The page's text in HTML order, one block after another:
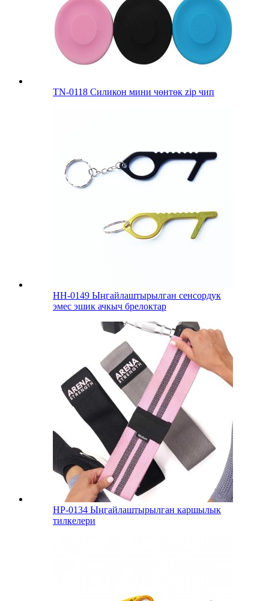
TN-0118 Силикон мини чөнтөк zip чип
HH-0149 Ыңгайлаштырылган сенсордук
эмес эшик ачкыч брелоктар
HP-0134 Ыңгайлаштырылган каршылык
тилкелери